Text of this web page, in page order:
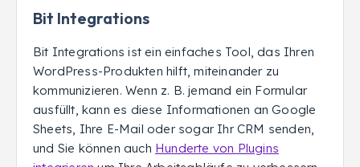
Bit Integrations
Bit Integrations ist ein einfaches Tool, das Ihren
WordPress-Produkten hilft, miteinander zu
kommunizieren. Wenn z. B. jemand ein Formular
ausfüllt, kann es diese Informationen an Google
Sheets, Ihre E-Mail oder sogar Ihr CRM senden,
und Sie können auch Hunderte von Plugins